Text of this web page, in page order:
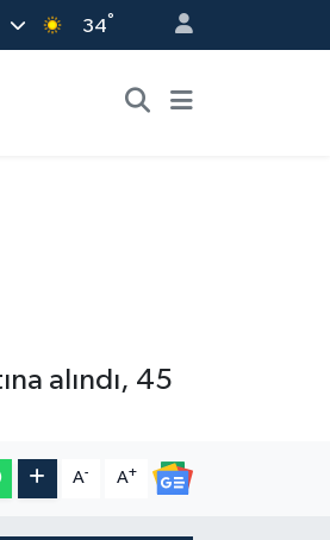
34°
alındı, 45
A- A+